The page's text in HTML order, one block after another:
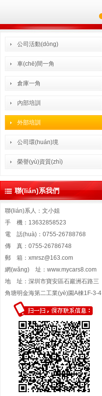
公司活動(dòng)
車(chē)間一角
倉庫一角
內部培訓
外部培訓
公司環(huán)境
榮譽(yù)資質(zhì)
聯(lián)系我們
聯(lián)系人：文小姐
手 機：13632858523
電 話(huà)：0755-26788768
傳 真：0755-26786748
郵 箱： xmrsz@163.com
網(wǎng) 址： www.mycars8.com
地 址：深圳市寶安區石巖洲石路三
角塘明金海第二工業(yè)園A棟1F-3-4